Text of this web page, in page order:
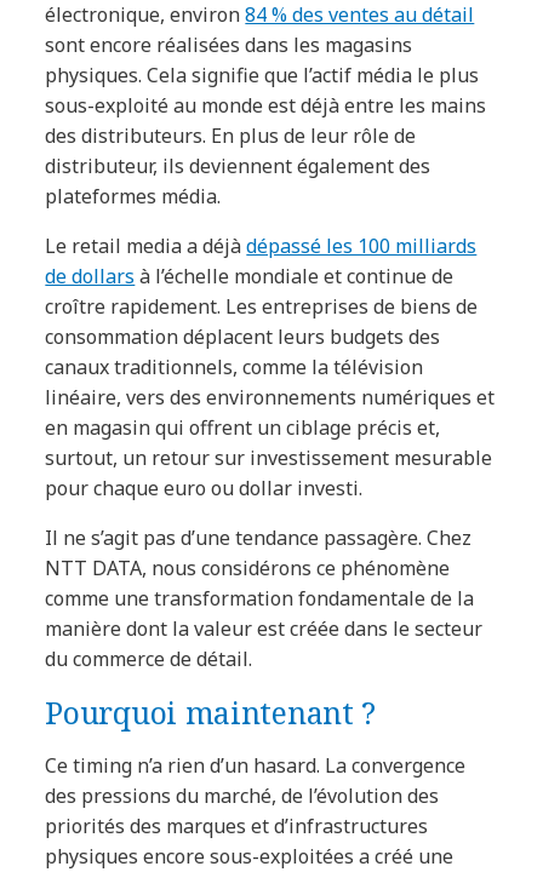
électronique, environ84 % des ventes au détail
sont encore réalisées dans les magasins
physiques. Cela signifie que l’actif média le plus
sous-exploité au monde est déjà entre les mains
des distributeurs. En plus de leur rôle de
distributeur, ils deviennent également des
plateformes média.
Le retail media a déjàdépassé les 100 milliards
de dollars à l’échelle mondiale et continue de
croître rapidement. Les entreprises de biens de
consommation déplacent leurs budgets des
canaux traditionnels, comme la télévision
linéaire, vers des environnements numériques et
en magasin qui offrent un ciblage précis et,
surtout, un retour sur investissement mesurable
pour chaque euro ou dollar investi.
Il ne s’agit pas d’une tendance passagère. Chez
NTT DATA, nous considérons ce phénomène
comme une transformation fondamentale de la
manière dont la valeur est créée dans le secteur
du commerce de détail.
Pourquoi maintenant ?
Ce timing n’a rien d’un hasard. La convergence
des pressions du marché, de l’évolution des
priorités des marques et d’infrastructures
physiques encore sous-exploitées a créé une